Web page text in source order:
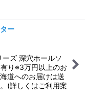
ー
ズ 深穴ホールソ
り※3万円以上のお
道へのお届けは送
(詳しくはご利用案